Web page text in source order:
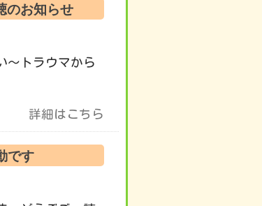
お知らせ
～トラウマから
詳細はこちら
です